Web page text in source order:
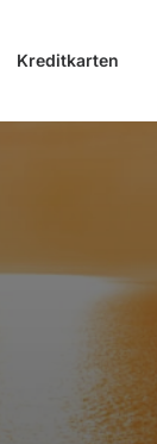
Kreditkarten